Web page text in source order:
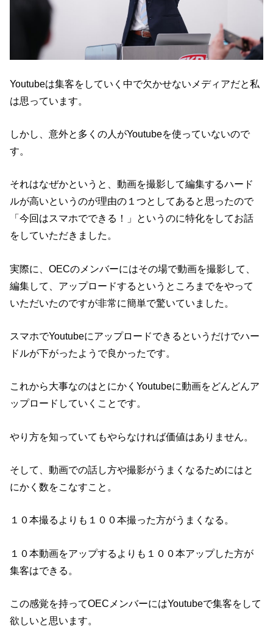
Youtubeは集客をしていく中で欠かせないメディアだと私
は思っています。
しかし、意外と多くの人がYoutubeを使っていないので
す。
それはなぜかというと、動画を撮影して編集するハード
ルが高いというのが理由の１つとしてあると思ったので
「今回はスマホでできる！」というのに特化をしてお話
をしていただきました。
実際に、OECのメンバーにはその場で動画を撮影して、
編集して、アップロードするというところまでをやって
いただいたのですが非常に簡単で驚いていました。
スマホでYoutubeにアップロードできるというだけでハー
ドルが下がったようで良かったです。
これから大事なのはとにかくYoutubeに動画をどんどんア
ップロードしていくことです。
やり方を知っていてもやらなければ価値はありません。
そして、動画での話し方や撮影がうまくなるためにはと
にかく数をこなすこと。
１０本撮るよりも１００本撮った方がうまくなる。
１０本動画をアップするよりも１００本アップした方が
集客はできる。
この感覚を持ってOECメンバーにはYoutubeで集客をして
欲しいと思います。